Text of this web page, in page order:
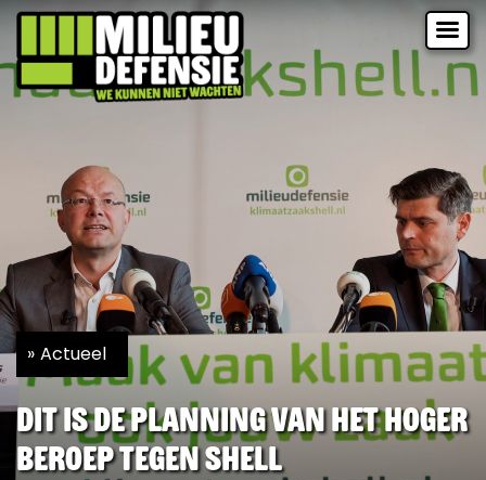
Actueel
Dit is de planning van het hoger
beroep tegen Shell